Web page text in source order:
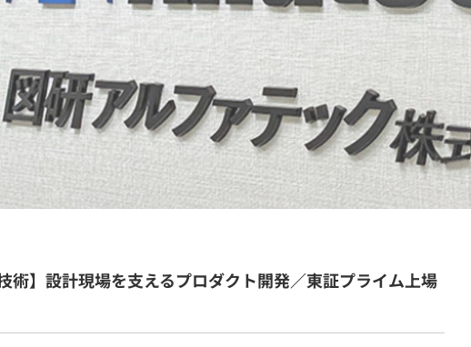
契約内容・クーポン
術】設計現場を支えるプロダクト開発／東証プライム上場